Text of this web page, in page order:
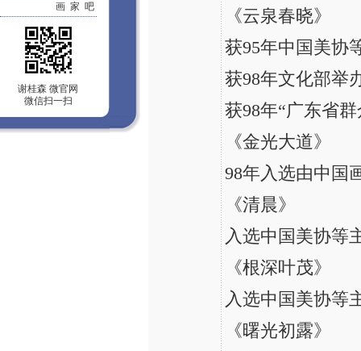
画 家 吧
谢桂森 微官网
微信扫一扫
《云泉春晓》
获95年中国美协
获98年文化部举
获98年“广东省
《金光大道》
98年入选由中国
《清晨》
入选中国美协等
《根深叶茂》
入选中国美协等
《曙光初露》